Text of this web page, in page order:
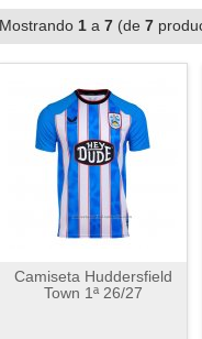
Mostrando 1 a 7 (de 7
Camiseta Huddersfield
Town 1ª 26/27